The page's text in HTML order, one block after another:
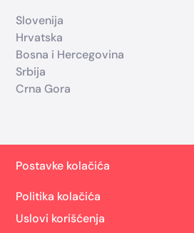
Slovenija
Hrvatska
Bosna i Hercegovina
Srbija
Crna Gora
Postavke kolačića
Politika kolačića
Uslovi korišćenja